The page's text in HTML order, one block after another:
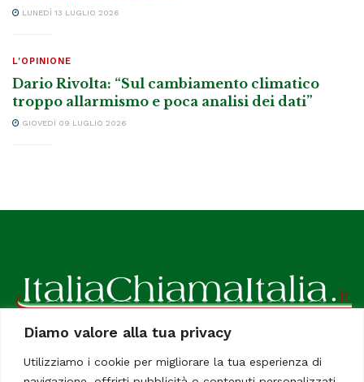
Diamo valore alla tua privacy
Utilizziamo i cookie per migliorare la tua esperienza di
LUNEDÌ 13 LUGLIO 2026
L'OPINIONE
Dario Rivolta: “Sul cambiamento climatico
troppo allarmismo e poca analisi dei dati”
GIOVEDÌ 09 LUGLIO 2026
ItaliaChiamaItalia, il TUO quotidiano online preferito.
Dedicato in particolare a tutti gli italiani residenti all'estero.